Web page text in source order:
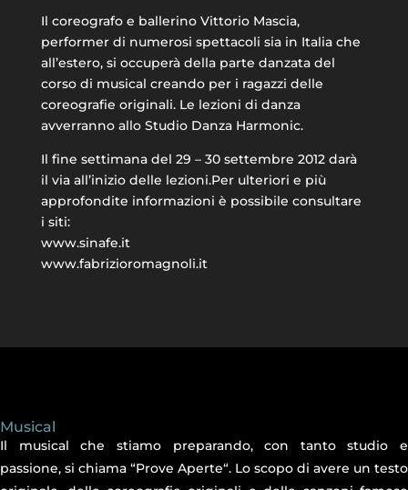
Il coreografo e ballerino Vittorio Mascia,
performer di numerosi spettacoli sia in Italia che
all’estero, si occuperà della parte danzata del
corso di musical creando per i ragazzi delle
coreografie originali. Le lezioni di danza
avverranno allo Studio Danza Harmonic.
Il fine settimana del 29 – 30 settembre 2012 darà
il via all’inizio delle lezioni.Per ulteriori e più
approfondite informazioni è possibile consultare
i siti:
www.sinafe.it
www.fabrizioromagnoli.it
Musical
Il musical che stiamo preparando, con tanto studio e
passione, si chiama “Prove Aperte“. Lo scopo di avere un testo